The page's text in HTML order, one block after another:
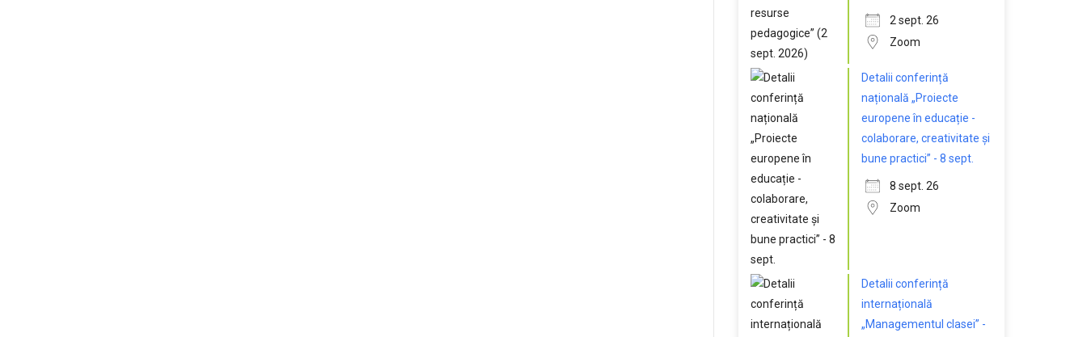
2 sept. 26
Zoom
Detalii conferință
națională „Proiecte
europene în educație -
colaborare, creativitate și
bune practici” - 8 sept.
8 sept. 26
Zoom
Detalii conferință
internațională
„Managementul clasei” -